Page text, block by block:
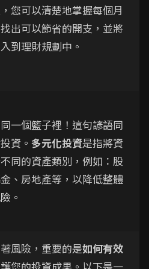
您可以清楚地掌握每個月
出可以節省的開支，並將
到理財規劃中。
一個籃子裡！這句諺語同
資。 多元化投資是指將資
同的資產類別，例如：股
、房地產等，以降低整體
。
風險，重要的是如何有效